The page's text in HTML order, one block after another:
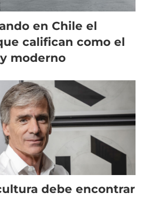
en Chile el
califican como el
moderno
debe encontrar